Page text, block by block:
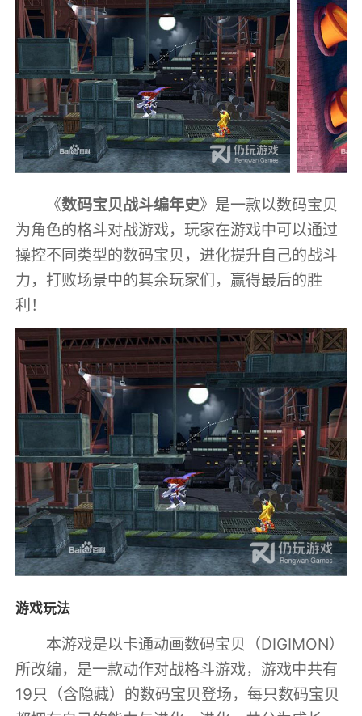
《数码宝贝战斗编年史》是一款以数码宝贝
为角色的格斗对战游戏，玩家在游戏中可以通过
操控不同类型的数码宝贝，进化提升自己的战斗
力，打败场景中的其余玩家们，赢得最后的胜
利！
游戏玩法
本游戏是以卡通动画数码宝贝（DIGIMON）
所改编，是一款动作对战格斗游戏，游戏中共有
19只（含隐藏）的数码宝贝登场，每只数码宝贝